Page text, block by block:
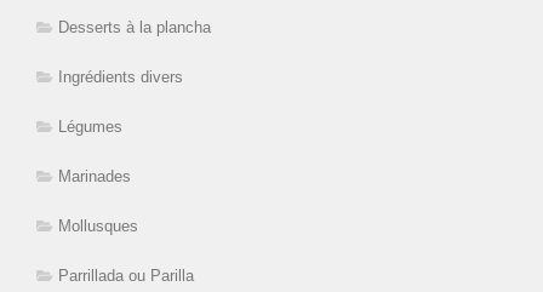
Desserts à la plancha
Ingrédients divers
Légumes
Marinades
Mollusques
Parrillada ou Parilla